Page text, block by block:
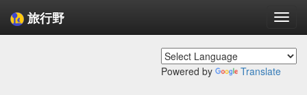
旅行野
Powered by Translate